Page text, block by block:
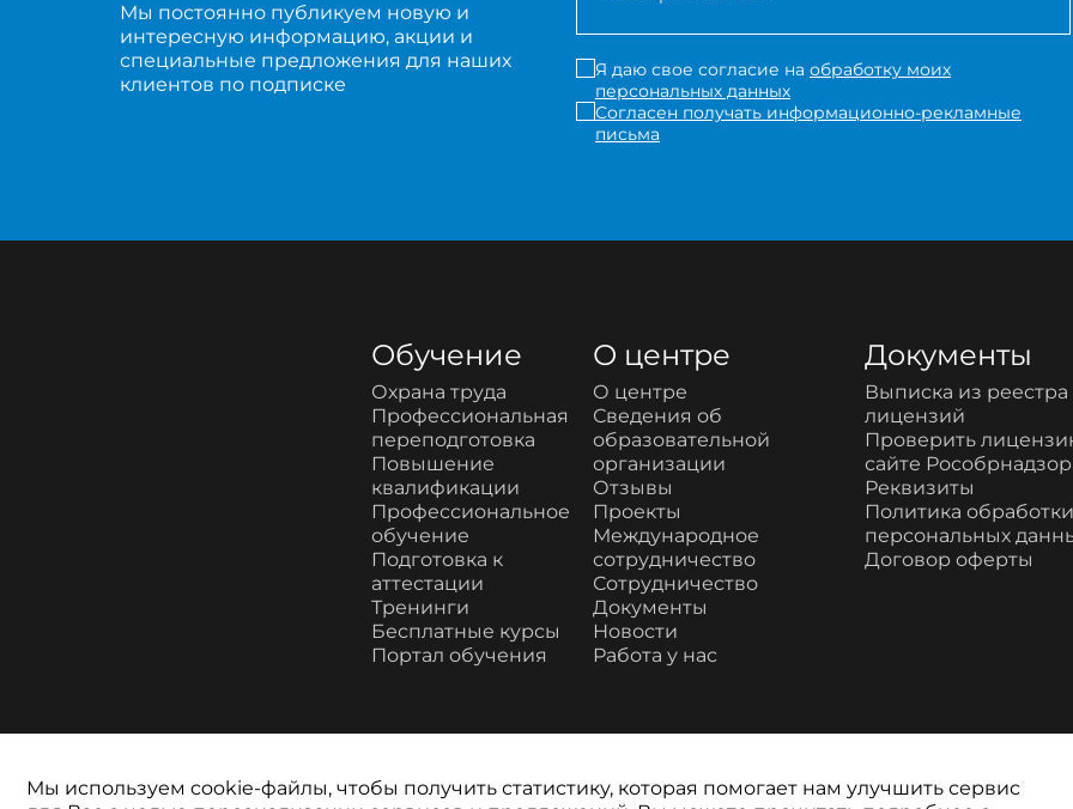
Мы постоянно публикуем новую и
интересную информацию, акции и
специальные предложения для наших
клиентов по подписке
Я даю свое согласие на обработку моих
персональных данных
Согласен получать информационно-рекламные
письма
Обучение
Охрана труда
Профессиональная
переподготовка
Повышение
квалификации
Профессиональное
обучение
Подготовка к
аттестации
Тренинги
Бесплатные курсы
Портал обучения
О центре
О центре
Сведения об
образовательной
организации
Отзывы
Проекты
Международное
сотрудничество
Сотрудничество
Документы
Новости
Работа у нас
Документы
Выписка из реестра
лицензий
Проверить
сайте
Реквизиты
Политика обработки
персональных
Договор оферты
Мы используем cookie-файлы, чтобы получить статистику, которая помогает нам улучшить сервис